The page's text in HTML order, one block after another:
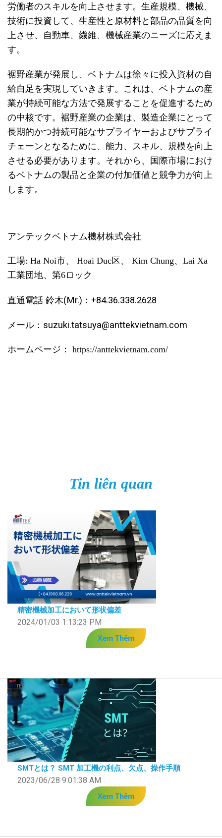
労働者のスキルを向上させます。生産規模、機械、
技術に投資して、生産性と原材料と部品の品質を向
上させ、自動車、繊維、機械産業のニーズに応えま
す。
裾野産業が発展し、ベトナムは徐々に投入資材の自
給自足を実現していきます。これは、ベトナムの産
業が持続可能な方法で発展することを促進するため
の中核です。裾野産業の企業は、製造企業にとって
長期的かつ持続可能なサプライヤーおよびサプライ
チェーンとなるために、能力、スキル、規模を向上
させる必要があります。それから、国際市場におけ
るベトナムの製品と企業の付加価値と競争力が向上
します。
アンテックベトナム機材株式会社
工場: Ha Noi市、 Hoai Duc区、 Kim Chung、Lai Xa
工業団地、第6ロック
直通電話 鈴木(Mr.)：+84.36.338.2628
メール：suzuki.tatsuya@anttekvietnam.com
ホームページ： https://anttekvietnam.com/
Tin liên quan
精密機械加工において形状偏差
2024/01/03 1:13:23 PM
Xem Thêm
SMTとは？ SMT 加工機の利点、欠点、操作手順
2023/06/28 9:01:38 AM
Xem Thêm